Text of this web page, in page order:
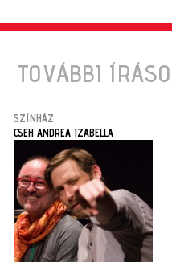
TOVÁBBI
SZÍNHÁZ
CSEH ANDREA IZABELLA